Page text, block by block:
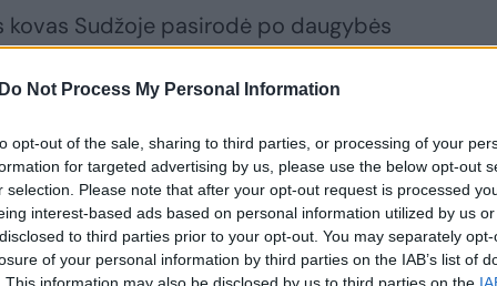
Do Not Process My Personal Information
opt-out of the sale, sharing to third parties, or processing of your
for targeted advertising by us, please use the below opt-out
selection. Please note that after your opt-out request is processed
interest-based ads based on personal information utilized by us
to third parties prior to your opt-out. You may separately
of your personal information by third parties on the IAB’s list of
Sudžoje pasirodė po daugybės
srityje. Trečiadienio rytą Kremlius
Kazachijos Loknijos, 1-osios Kniažų,
gyvenvietes. Tai patvirtina ir
Kyiv Independent“ pranešė, kad
o Rusijos pajėgos pradėjo puolimą iš